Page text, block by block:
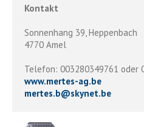
Kontakt
Sonnenhang 39, Heppenbach
4770 Amel
Telefon: 003280349761 oder
www.mertes-ag.be
mertes.b@skynet.be